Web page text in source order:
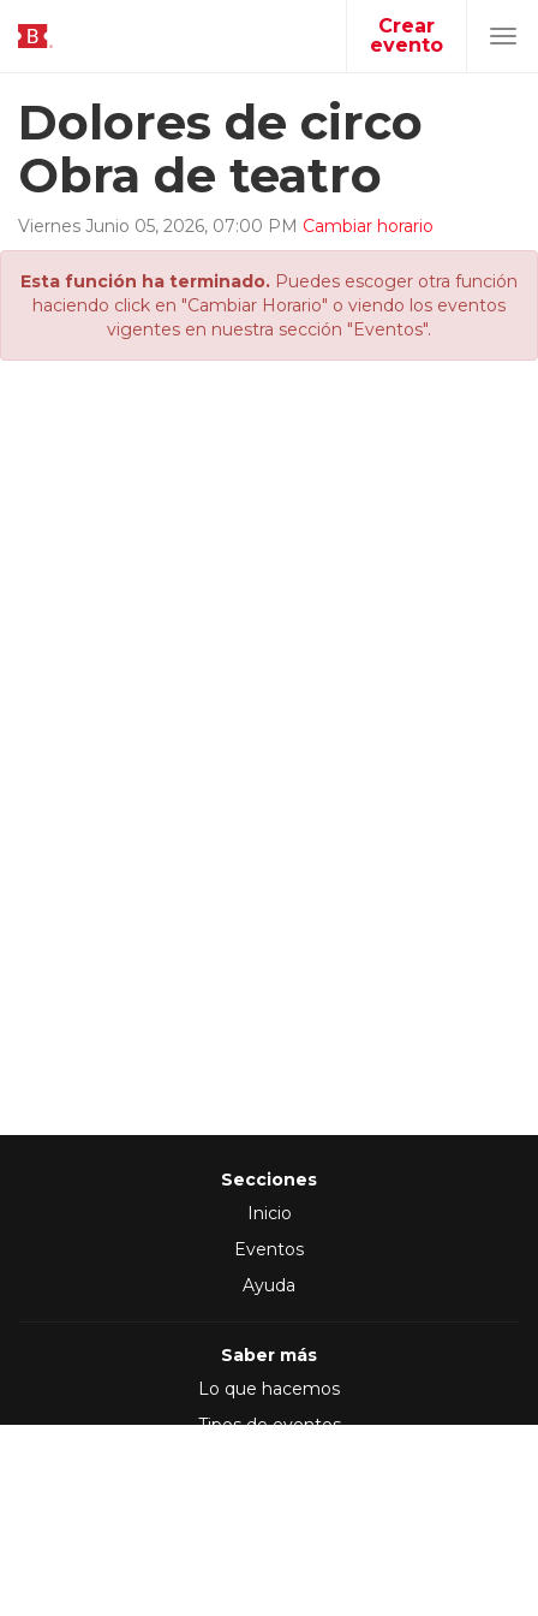
Crear
evento
Dolores de circo
Obra de teatro
Viernes Junio 05, 2026, 07:00 PM Cambiar horario
Esta función ha terminado. Puedes escoger otra función
haciendo click en "Cambiar Horario" o viendo los eventos
vigentes en nuestra sección "Eventos".
Secciones
Inicio
Eventos
Ayuda
Saber más
Lo que hacemos
Tipos de eventos